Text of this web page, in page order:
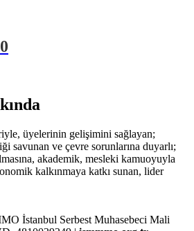
üyelerinin gelişimini sağlayan;
savunan ve çevre sorunlarına duyarlı;
akademik, mesleki kamuoyuyla
kalkınmaya katkı sunan, lider
İstanbul Serbest Muhasebeci Mali